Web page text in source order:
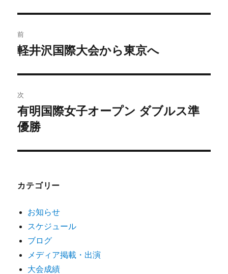
前
軽井沢国際大会から東京へ
次
有明国際女子オープン ダブルス準
優勝
カテゴリー
お知らせ
スケジュール
ブログ
メディア掲載・出演
大会成績